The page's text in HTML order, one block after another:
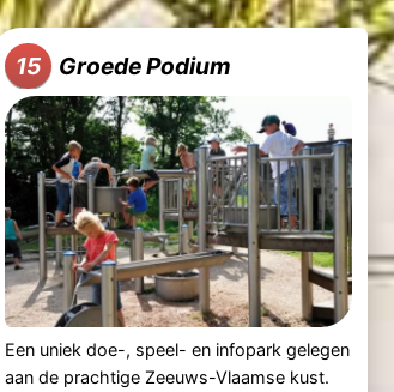
15 Groede Podium
Een uniek doe-, speel- en infopark gelegen
aan de prachtige Zeeuws-Vlaamse kust.